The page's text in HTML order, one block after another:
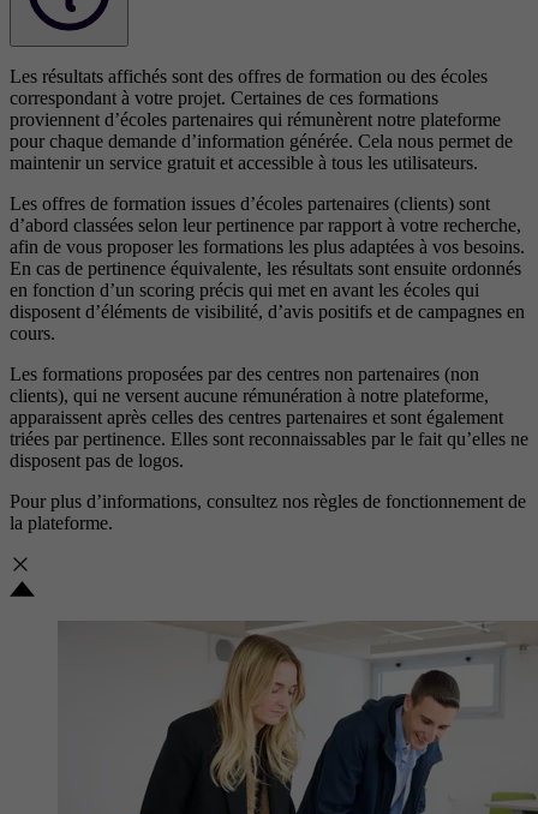
Les résultats affichés sont des offres de formation ou des écoles
correspondant à votre projet. Certaines de ces formations
proviennent d’écoles partenaires qui rémunèrent notre plateforme
pour chaque demande d’information générée. Cela nous permet de
maintenir un service gratuit et accessible à tous les utilisateurs.
Les offres de formation issues d’écoles partenaires (clients) sont
d’abord classées selon leur pertinence par rapport à votre recherche,
afin de vous proposer les formations les plus adaptées à vos besoins.
En cas de pertinence équivalente, les résultats sont ensuite ordonnés
en fonction d’un scoring précis qui met en avant les écoles qui
disposent d’éléments de visibilité, d’avis positifs et de campagnes en
cours.
Les formations proposées par des centres non partenaires (non
clients), qui ne versent aucune rémunération à notre plateforme,
apparaissent après celles des centres partenaires et sont également
triées par pertinence. Elles sont reconnaissables par le fait qu’elles ne
disposent pas de logos.
Pour plus d’informations, consultez nos règles de fonctionnement de
la plateforme.